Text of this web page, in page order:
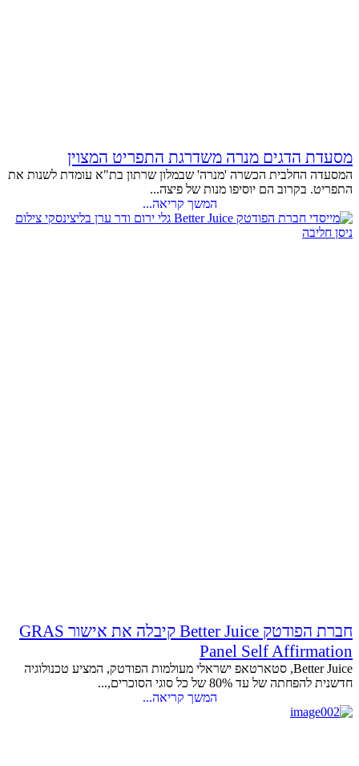
מסעדת הדגים מנרה משדרגת התפריט המצוין
המסעדה החלבית הכשרה 'מנרה' שבמלון שרתון בת"א עומדת לשנות את
התפריט. בקרוב הם יוסיפו מנות של פיצה...
המשך קריאה...
חברת הפודטק Better Juice קיבלה את אישור GRAS
Panel Self Affirmation
Better Juice, סטארטאפ ישראלי מעולמות הפודטק, המציע טכנולוגיה
חדשנית להפחתה של עד 80% של כל סוגי הסוכרים,...
המשך קריאה...